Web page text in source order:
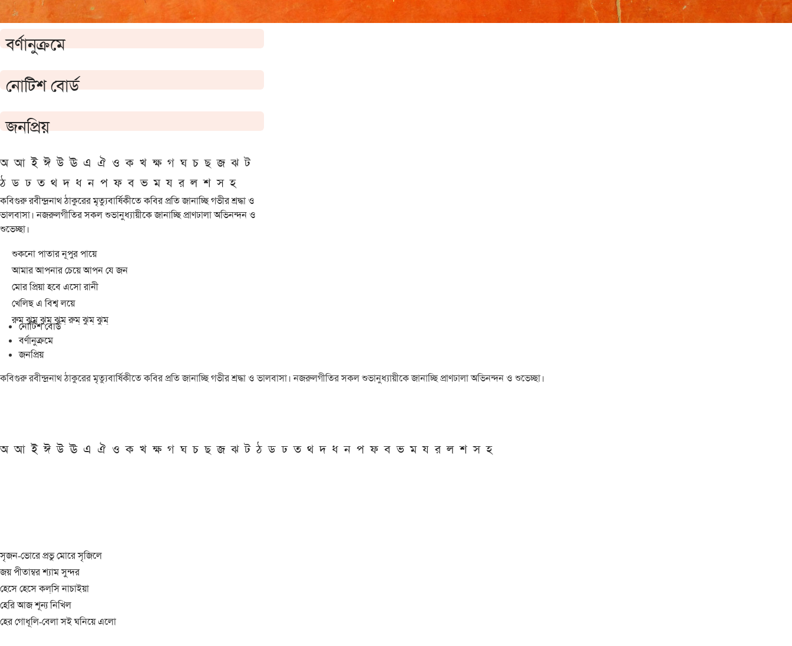
বর্ণানুক্রমে
নোটিশ বোর্ড
জনপ্রিয়
অ আ ই ঈ উ ঊ এ ঐ ও ক খ ক্ষ গ ঘ চ ছ জ ঝ ট
ঠ ড ঢ ত থ দ ধ ন প ফ ব ভ ম য র ল শ স হ
কবিগুরু রবীন্দ্রনাথ ঠাকুরের মৃত্যুবার্ষিকীতে কবির প্রতি জানাচ্ছি গভীর শ্রদ্ধা ও
ভালবাসা। নজরুলগীতির সকল শুভানুধ্যায়ীকে জানাচ্ছি প্রাণঢালা অভিনন্দন ও
শুভেচ্ছা।
শুকনো পাতার নূপুর পায়ে
আমার আপনার চেয়ে আপন যে জন
মোর প্রিয়া হবে এসো রানী
খেলিছ এ বিশ্ব লয়ে
রুম্ ঝুম্ ঝুম্ ঝুম্ রুম্ ঝুম্ ঝুম্
নোটিশ বোর্ড
বর্ণানুক্রমে
জনপ্রিয়
কবিগুরু রবীন্দ্রনাথ ঠাকুরের মৃত্যুবার্ষিকীতে কবির প্রতি জানাচ্ছি গভীর শ্রদ্ধা ও ভালবাসা। নজরুলগীতির সকল শুভানুধ্যায়ীকে জানাচ্ছি প্রাণঢালা অভিনন্দন ও শুভেচ্ছা।
অ আ ই ঈ উ ঊ এ ঐ ও ক খ ক্ষ গ ঘ চ ছ জ ঝ ট ঠ ড ঢ ত থ দ ধ ন প ফ ব ভ ম য র ল শ স হ
সৃজন-ভোরে প্রভু মোরে সৃজিলে
জয় পীতাম্বর শ্যাম সুন্দর
হেসে হেসে কল্‌সি নাচাইয়া
হেরি আজ শূন্য নিখিল
হের গোধূলি-বেলা সই ঘনিয়ে এলো